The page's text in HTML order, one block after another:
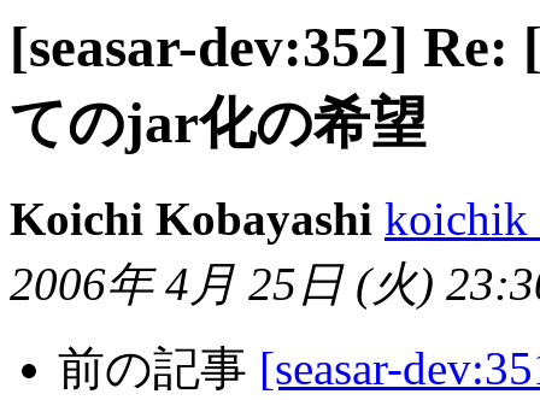
[seasar-dev:352]
てのjar化の希望
Koichi Kobayashi koichik
2006年 4月 25日 (火)
前の記事 [seasar-